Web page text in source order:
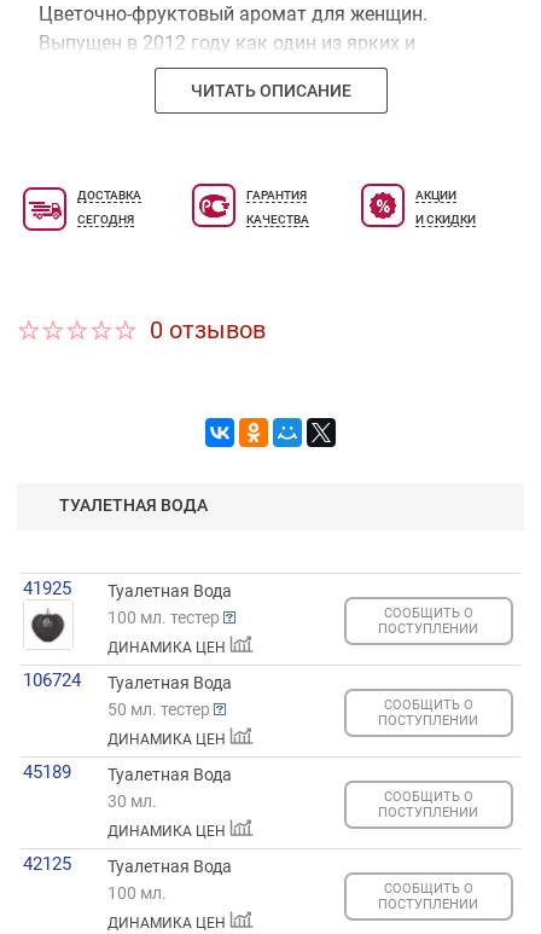
Цветочно-фруктовый аромат для женщин.
Выпущен в 2012 году как один из ярких и
женственных ароматов коллекции Princess.
Зажигательный парфюм Princess Night от Vera
арбуз, дикие ягоды, малина.Ноты сердца:
пряности, роза, флердоранж.Базовые ноты:
ЧИТАТЬ ОПИСАНИЕ
ДОСТАВКА
СЕГОДНЯ
ГАРАНТИЯ
КАЧЕСТВА
АКЦИИ
И СКИДКИ
0 отзывов
ТУАЛЕТНАЯ ВОДА
41925
Туалетная Вода
100 мл. тестер
ДИНАМИКА ЦЕН
СООБЩИТЬ О
ПОСТУПЛЕНИИ
106724
Туалетная Вода
50 мл. тестер
ДИНАМИКА ЦЕН
СООБЩИТЬ О
ПОСТУПЛЕНИИ
45189
Туалетная Вода
30 мл.
ДИНАМИКА ЦЕН
СООБЩИТЬ О
ПОСТУПЛЕНИИ
42125
Туалетная Вода
100 мл.
ДИНАМИКА ЦЕН
СООБЩИТЬ О
ПОСТУПЛЕНИИ